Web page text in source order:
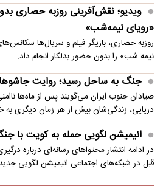
ویدیو؛ نقش‌آفرینی روزبه حصاری
«رویای نیمه‌شب»
روزبه حصاری، بازیگر فیلم و سریال‌ها
نیمه شب» را بدون حضور بدلکار انجام داد.
جنگ به ساحل رسید؛ روایت
صیادان جنوب ایران می‌گویند پس از ماه‌ها
دریایی، زندگی‌شان بیش از هر زمان دیگری به
انیمیشن لگویی حمله به کویت با
در ادامه انتشار محتواهای رسانه‌ای درباره
قبل در شبکه‌های اجتماعی انیمیشن لگویی